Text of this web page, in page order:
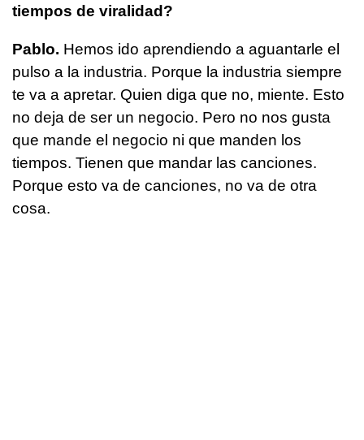
tiempos de viralidad?
Pablo. Hemos ido aprendiendo a aguantarle el
pulso a la industria. Porque la industria siempre
te va a apretar. Quien diga que no, miente. Esto
no deja de ser un negocio. Pero no nos gusta
que mande el negocio ni que manden los
tiempos. Tienen que mandar las canciones.
Porque esto va de canciones, no va de otra
cosa.